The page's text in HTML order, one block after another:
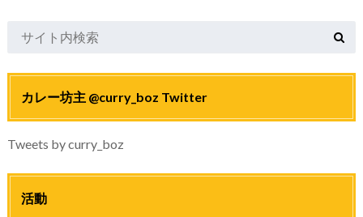
カレー坊主 @curry_boz Twitter
Tweets by curry_boz
活動